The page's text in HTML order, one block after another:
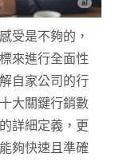
受是不夠的，
來進行全面性
自家公司的行
大關鍵行銷數
詳細定義，更
夠快速且準確